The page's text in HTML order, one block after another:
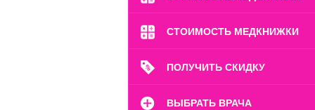
СТОИМОСТЬ МЕДКНИЖКИ
ПОЛУЧИТЬ СКИДКУ
ВЫБРАТЬ ВРАЧА